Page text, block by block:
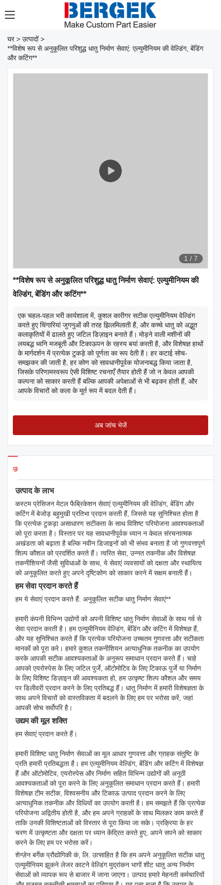
घर> उत्पादों>
**विशेष रूप से अनुकूलित परिशुद्ध धातु निर्माण सेवाएं: एल्युमीनियम की वेल्डिंग, बेंडिंग
और कटिंग**
1 / 7
**विशेष रूप से अनुकूलित परिशुद्ध धातु निर्माण सेवाएं: एल्युमीनियम की
वेल्डिंग, बेंडिंग और कटिंग**
एक चहल-पहल भरी कार्यशाला में, कुशल कारीगर सटीक एल्युमीनियम वेल्डिंग
करते हुए चिंगारियां जुगनुओं की तरह झिलमिलाती हैं, और कच्चे धातु को अद्भुत
कलाकृतियों में ढालते हुए जटिल डिज़ाइन बनाते हैं। मोड़ने वाली मशीनों की
लयबद्ध ध्वनि मजबूती और टिकाऊपन के रहस्य बयां करती है, और विशेषज्ञ हाथों
के मार्गदर्शन में प्रत्येक टुकड़े को पूर्णता का रूप देती है। हर कटाई सोच-
समझकर की जाती है, हर कोण को सावधानीपूर्वक योजनाबद्ध किया जाता है,
जिसके परिणामस्वरूप ऐसी विशिष्ट रचनाएँ तैयार होती हैं जो न केवल आपकी
कल्पना को साकार करती हैं बल्कि आपकी अपेक्षाओं से भी बढ़कर होती हैं, और
आपके विचारों को कला के मूर्त रूप में बदल देती हैं।
अब जांच भेजें
उत्पाद विवरण
उत्पाद के लाभ
कस्टम प्रेसिजन मेटल फैब्रिकेशन सेवाएं एल्युमीनियम की वेल्डिंग, बेंडिंग और
कटिंग में बेजोड़ बहुमुखी प्रतिभा प्रदान करती हैं, जिससे यह सुनिश्चित होता है
कि प्रत्येक टुकड़ा असाधारण सटीकता के साथ विशिष्ट परियोजना आवश्यकताओं
को पूरा करता है। विस्तार पर यह सावधानीपूर्वक ध्यान न केवल संरचनात्मक
अखंडता को बढ़ाता है बल्कि नवीन डिजाइनों को भी संभव बनाता है जो गुणवत्तापूर्ण
शिल्प कौशल को प्रदर्शित करते हैं। त्वरित सेवा, उन्नत तकनीक और विशेषज्ञ
तकनीशियनों जैसी सुविधाओं के साथ, ये सेवाएं व्यवसायों को दक्षता और स्थायित्व
को अनुकूलित करते हुए अपने दृष्टिकोण को साकार करने में सक्षम बनाती हैं।
हम सेवा प्रदान करते हैं
हम ये सेवाएं प्रदान करते हैं: अनुकूलित सटीक धातु निर्माण सेवाएं**
हमारी कंपनी विभिन्न उद्योगों को अपनी विशिष्ट धातु निर्माण सेवाओं के साथ गर्व से
सेवा प्रदान करती है। हम एल्युमीनियम वेल्डिंग, बेंडिंग और कटिंग में विशेषज्ञ हैं,
और यह सुनिश्चित करते हैं कि प्रत्येक परियोजना उच्चतम गुणवत्ता और सटीकता
मानकों को पूरा करे। हमारे कुशल तकनीशियन अत्याधुनिक तकनीक का उपयोग
करके आपकी सटीक आवश्यकताओं के अनुरूप समाधान प्रदान करते हैं। चाहे
आपको एयरोस्पेस के लिए जटिल पुर्जे, ऑटोमोटिव के लिए टिकाऊ पुर्जे या निर्माण
के लिए विशिष्ट डिज़ाइन की आवश्यकता हो, हम उत्कृष्ट शिल्प कौशल और समय
पर डिलीवरी प्रदान करने के लिए प्रतिबद्ध हैं। धातु निर्माण में हमारी विशेषज्ञता के
साथ अपने विचारों को वास्तविकता में बदलने के लिए हम पर भरोसा करें, जहां
आपकी सोच सर्वोपरि है।
उद्यम की मूल शक्ति
हम सेवाएं प्रदान करते हैं।
हमारी विशिष्ट धातु निर्माण सेवाओं का मूल आधार गुणवत्ता और ग्राहक संतुष्टि के
प्रति हमारी प्रतिबद्धता है। हम एल्युमीनियम वेल्डिंग, बेंडिंग और कटिंग में विशेषज्ञ
हैं और ऑटोमोटिव, एयरोस्पेस और निर्माण सहित विभिन्न उद्योगों की अनूठी
आवश्यकताओं को पूरा करने के लिए अनुकूलित समाधान प्रदान करते हैं। हमारी
विशेषज्ञ टीम सटीक, विश्वसनीय और टिकाऊ उत्पाद प्रदान करने के लिए
अत्याधुनिक तकनीक और विधियों का उपयोग करती है। हम समझते हैं कि प्रत्येक
परियोजना अद्वितीय होती है, और हम अपने ग्राहकों के साथ मिलकर काम करते हैं
ताकि उनकी विशिष्टताओं को विस्तार से पूरा किया जा सके। प्रक्रिया के हर
चरण में उत्कृष्टता और दक्षता पर ध्यान केंद्रित करते हुए, अपने सपने को साकार
करने के लिए हम पर भरोसा करें।
शेन्ज़ेन बर्गेक प्रौद्योगिकी कं, लि. उत्साहित है कि हम अपने अनुकूलित सटीक धातु
एल्यूमीनियम झुकने लेजर काटने वेल्डिंग मुद्रांकन भागों शीट धातु अन्य निर्माण
सेवाओं को व्यापक रूप से बाजार में जाना जाएगा। उत्पाद हमारे मेहनती कर्मचारियों